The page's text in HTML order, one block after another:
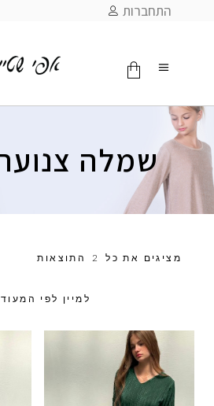
התחברות
שמלה
מציגים את כל ⁦2⁩ התוצאות
למיין לפי